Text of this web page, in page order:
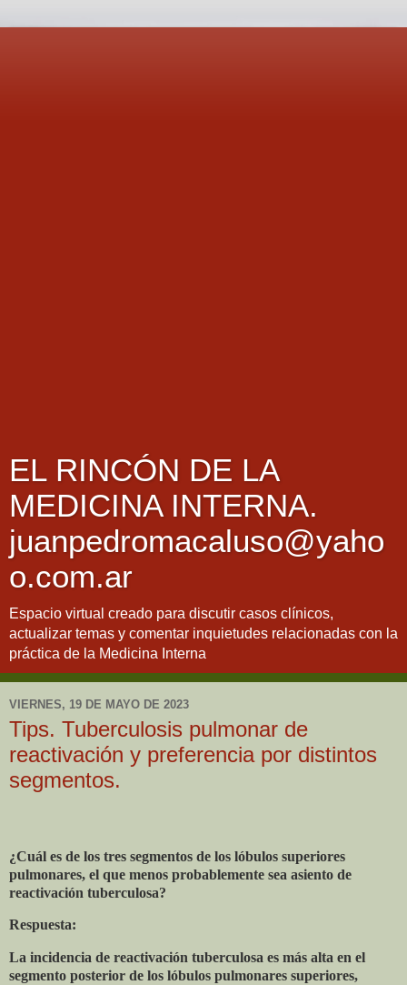
EL RINCÓN DE LA
MEDICINA INTERNA.
juanpedromacaluso@yaho
o.com.ar
Espacio virtual creado para discutir casos clínicos,
actualizar temas y comentar inquietudes relacionadas con la
práctica de la Medicina Interna
VIERNES, 19 DE MAYO DE 2023
Tips. Tuberculosis pulmonar de
reactivación y preferencia por distintos
segmentos.
¿Cuál es de los tres segmentos de los lóbulos superiores
pulmonares, el que menos probablemente sea asiento de
reactivación tuberculosa?
Respuesta:
La incidencia de reactivación tuberculosa es más alta en el
segmento posterior de los lóbulos pulmonares superiores,